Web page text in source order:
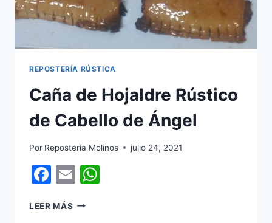
REPOSTERÍA RÚSTICA
Caña de Hojaldre Rústico
de Cabello de Ángel
Por Repostería Molinos julio 24, 2021
Facebook
Email
LEER MÁS CAÑA